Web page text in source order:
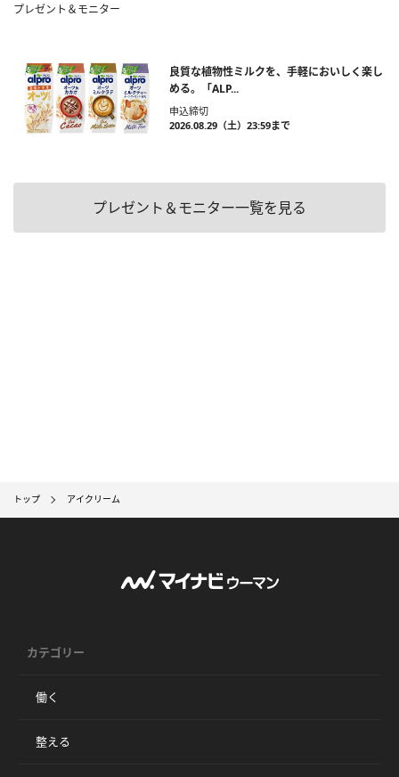
プレゼント＆モニター
良質な植物性ミルクを、手軽においしく楽し
める。「ALP...
申込締切
2026.08.29（土）23:59まで
プレゼント＆モニター一覧を見る
トップ アイクリーム
カテゴリー
働く
整える